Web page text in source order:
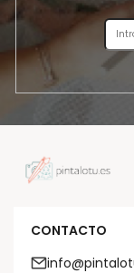
CONTACTO